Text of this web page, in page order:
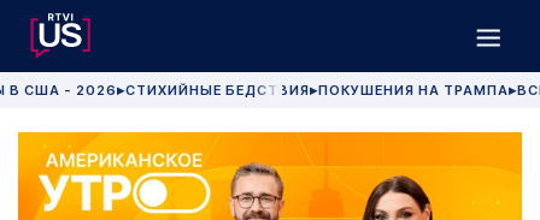
В США - 2026 ▶СТИХИЙНЫЕ БЕДСТВИЯ▶ПОКУШЕНИЯ НА ТРАМПА▶